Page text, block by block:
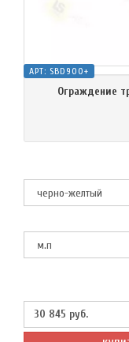
АРТ: SBD900+
Ограждение
30 845 руб.